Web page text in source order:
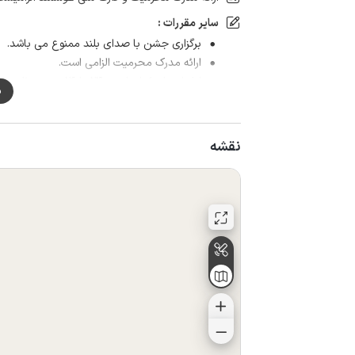
سایر مقررات :
برگزاری جشن با صدای بلند ممنوع می باشد.
ارائه مدرک محرمیت الزامی است.
نقشه